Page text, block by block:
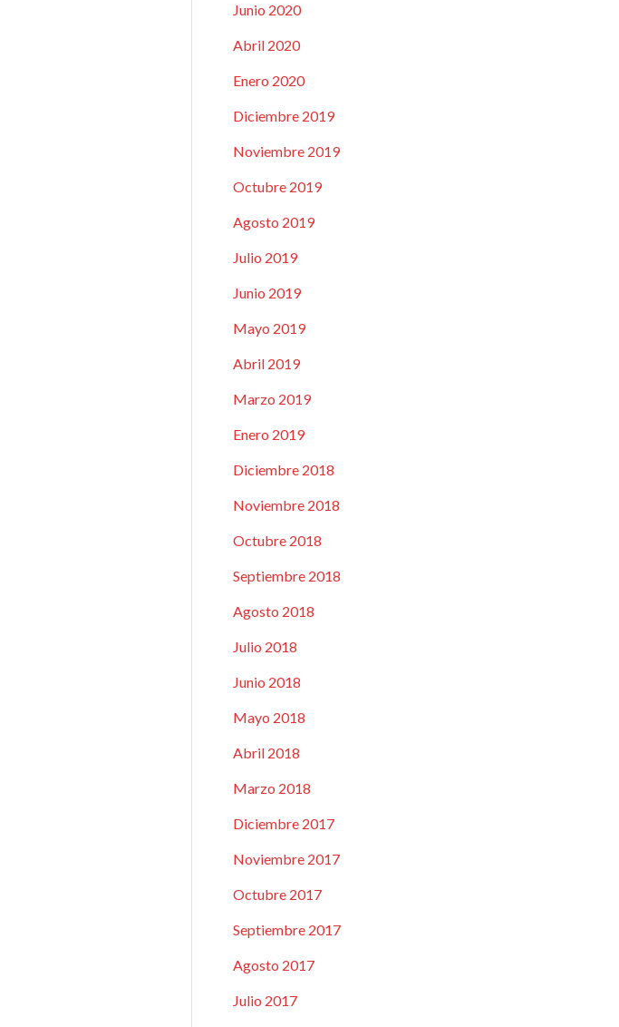
Junio 2020
Abril 2020
Enero 2020
Diciembre 2019
Noviembre 2019
Octubre 2019
Agosto 2019
Julio 2019
Junio 2019
Mayo 2019
Abril 2019
Marzo 2019
Enero 2019
Diciembre 2018
Noviembre 2018
Octubre 2018
Septiembre 2018
Agosto 2018
Julio 2018
Junio 2018
Mayo 2018
Abril 2018
Marzo 2018
Diciembre 2017
Noviembre 2017
Octubre 2017
Septiembre 2017
Agosto 2017
Julio 2017